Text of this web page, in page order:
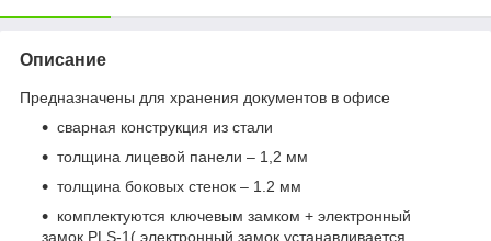
Описание
Предназначены для хранения документов в офисе
сварная конструкция из стали
толщина лицевой панели – 1,2 мм
толщина боковых стенок – 1.2 мм
комплектуются ключевым замком + электронный
замок PLS-1( электронный замок устанавливается